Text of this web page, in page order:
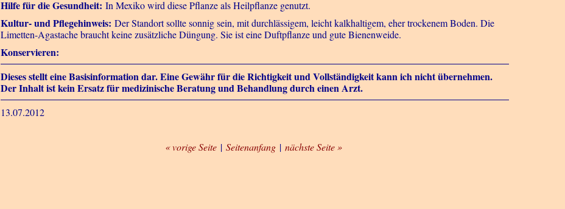
Hilfe für die Gesundheit: In Mexiko wird diese Pflanze als Heilpflanze genutzt.
Kultur- und Pflegehinweis: Der Standort sollte sonnig sein, mit durchlässigem, leicht kalkhaltigem, eher trockenem Boden. Die
Limetten-Agastache braucht keine zusätzliche Düngung. Sie ist eine Duftpflanze und gute Bienenweide.
Konservieren:
Dieses stellt eine Basisinformation dar. Eine Gewähr für die Richtigkeit und Vollständigkeit kann ich nicht übernehmen.
Der Inhalt ist kein Ersatz für medizinische Beratung und Behandlung durch einen Arzt.
13.07.2012
« vorige Seite | Seitenanfang | nächste Seite »